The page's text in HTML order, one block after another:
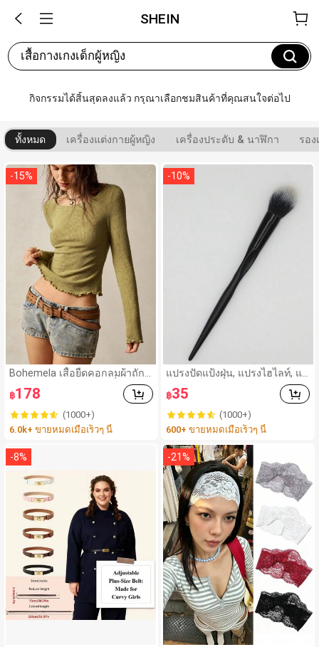
SHEIN
เสื้อกางเกงเด็กผู้หญิง
กิจกรรมได้สิ้นสุดลงแล้ว กรุณาเลือกชมสินค้าที่คุณสนใจต่อไป
ทั้งหมด เครื่องแต่งกายผู้หญิง เครื่องประดับ & นาฬิกา รอง
-15%
Bohemela เสื้อยืดคอกลมผ้าถัก
แขนยาว สีเรียบ ใช้งานทั่วไป สำ
หรับผู้หญิง
฿178
(1000+)
6.0k+ ขายหมดเมื่อเร็วๆ นี้
-8%
-10%
แปรงปัดแป้งฝุ่น, แปรงไฮไลท์, แป
รงเปลวไฟ, แปรงแต่งหน้าด้ามจับ
รูปทรงพิเศษ, แปรงรองพื้น, แปรง
คอนซีลเลอร์, แปรงปัดแก้ม, แปร
งคอนทัวร์, แปรงปัดแก้ม, แปรงบ
รอนเซอร์, แปรงปัดแป้ง, แปรงรอ
฿35
(1000+)
600+ ขายหมดเมื่อเร็วๆ นี้
-21%